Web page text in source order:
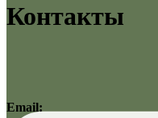
Контакты
Email: